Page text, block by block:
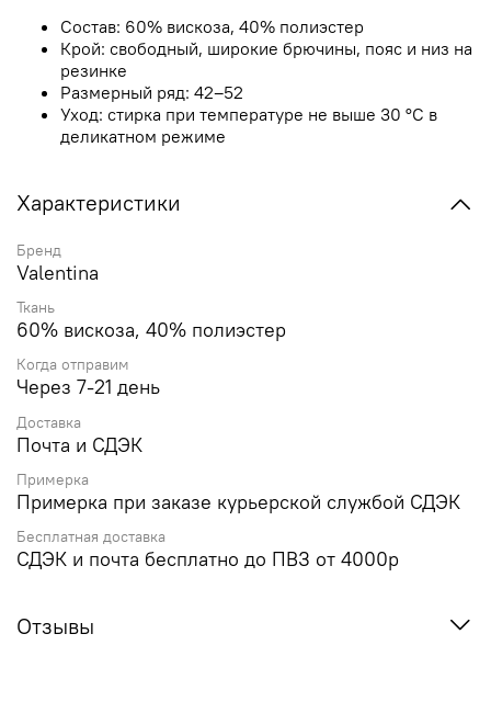
Состав: 60% вискоза, 40% полиэстер
Крой: свободный, широкие брючины, пояс и низ на
резинке
Размерный ряд: 42–52
Уход: стирка при температуре не выше 30 °C в
деликатном режиме
Характеристики
Бренд
Valentina
Ткань
60% вискоза, 40% полиэстер
Когда отправим
Через 7-21 день
Доставка
Почта и СДЭК
Примерка
Примерка при заказе курьерской службой СДЭК
Бесплатная доставка
СДЭК и почта бесплатно до ПВЗ от 4000р
Отзывы